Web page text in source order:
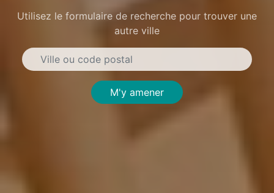
Utilisez le formulaire de recherche pour trouver une
autre ville
M'y amener